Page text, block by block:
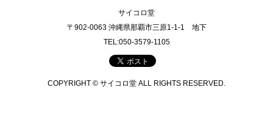
サイコロ堂
〒902-0063 沖縄県那覇市三原1-1-1 地下
TEL:050-3579-1105
COPYRIGHT © サイコロ堂 ALL RIGHTS RESERVED.